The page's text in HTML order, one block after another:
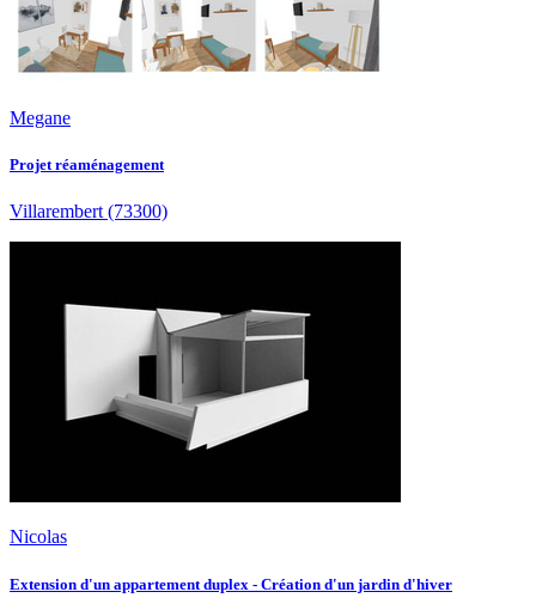
Megane
Projet réaménagement
Villarembert(73300)
Nicolas
Extension d'un appartement duplex - Création d'un jardin d'hiver